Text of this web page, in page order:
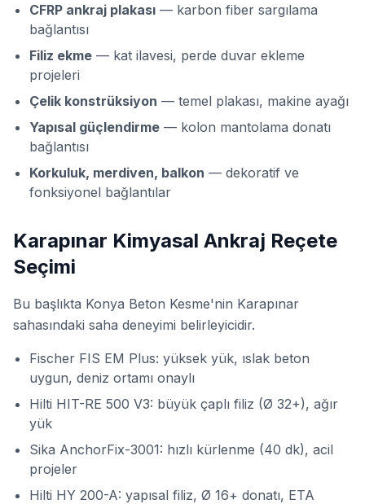
CFRP ankraj plakası — karbon fiber sargılama
bağlantısı
Filiz ekme — kat ilavesi, perde duvar ekleme
projeleri
Çelik konstrüksiyon — temel plakası, makine ayağı
Yapısal güçlendirme — kolon mantolama donatı
bağlantısı
Korkuluk, merdiven, balkon — dekoratif ve
fonksiyonel bağlantılar
Karapınar Kimyasal Ankraj Reçete
Seçimi
Bu başlıkta Konya Beton Kesme'nin Karapınar
sahasındaki saha deneyimi belirleyicidir.
Fischer FIS EM Plus: yüksek yük, ıslak beton
uygun, deniz ortamı onaylı
Hilti HIT-RE 500 V3: büyük çaplı filiz (Ø 32+), ağır
yük
Sika AnchorFix-3001: hızlı kürlenme (40 dk), acil
projeler
Hilti HY 200-A: yapısal filiz, Ø 16+ donatı, ETA